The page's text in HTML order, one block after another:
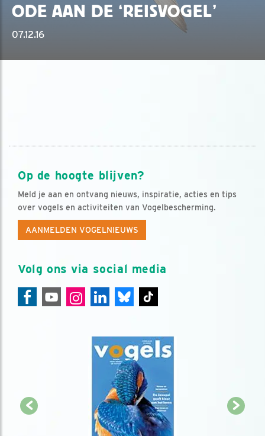
ODE AAN DE ‘REISVOGEL’
07.12.16
Op de hoogte blijven?
Meld je aan en ontvang nieuws, inspiratie, acties en tips
over vogels en activiteiten van Vogelbescherming.
AANMELDEN VOGELNIEUWS
Volg ons via social media